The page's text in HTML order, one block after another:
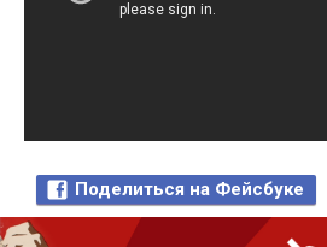
Поделиться на Фейсбуке